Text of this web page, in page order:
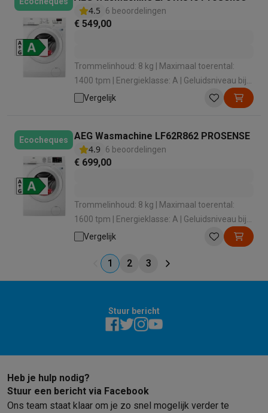
4.5
6 beoordelingen
€ 549,00
Trommelinhoud: 8 kg | Maximaal toerental:
1400 tpm | Energieklasse: A | Geluidsniveau bij
het zwieren: 75 dB | Dosering wasmiddel:
Vergelijk
Ecocheques
AEG Wasmachine LF62R862 PROSENSE
4.9 6 beoordelingen
€ 699,00
Trommelinhoud: 8 kg | Maximaal toerental:
1600 tpm | Energieklasse: A | Geluidsniveau bij
het zwieren: 75 dB | Dosering wasmiddel:
Vergelijk
1 2 3
Stuur bericht
Heb je hulp nodig?
Stuur een bericht via Facebook
Ons team staat klaar om je zo snel mogelijk verder te